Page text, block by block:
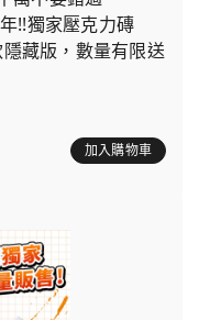
!!獨家壓克力磚
藏版，數量有限送
加入購物車